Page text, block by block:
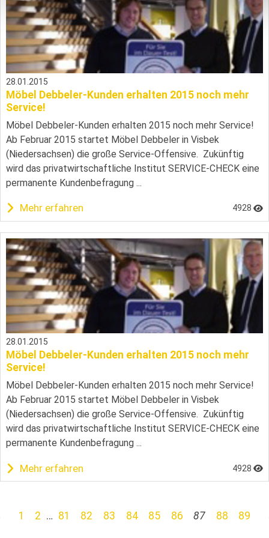
28.01.2015
Möbel Debbeler-Kunden erhalten 2015 noch mehr
Service!
Möbel Debbeler-Kunden erhalten 2015 noch mehr Service!
Ab Februar 2015 startet Möbel Debbeler in Visbek
(Niedersachsen) die große Service-Offensive. Zukünftig
wird das privatwirtschaftliche Institut SERVICE-CHECK eine
permanente Kundenbefragung ...
Mehr erfahren 4928
28.01.2015
Möbel Debbeler-Kunden erhalten 2015 noch mehr
Service!
Möbel Debbeler-Kunden erhalten 2015 noch mehr Service!
Ab Februar 2015 startet Möbel Debbeler in Visbek
(Niedersachsen) die große Service-Offensive. Zukünftig
wird das privatwirtschaftliche Institut SERVICE-CHECK eine
permanente Kundenbefragung ...
Mehr erfahren 4928
1 2 … 81 82 83 84 85 86 87 88 89